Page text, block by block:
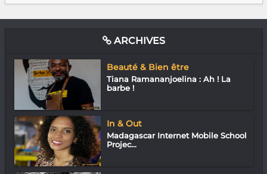
ARCHIVES
Beauté & Bien être
Tiana Ramananjoelina : Ah ! La
barbe !
In & Out
Madagascar Internet Mobile School
Projec...